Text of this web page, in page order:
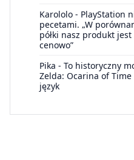
Karololo - PlayStation
pecetami. „W
półki nasz produkt
cenowo”
Pika - To historyczny
Zelda: Ocarina of
język